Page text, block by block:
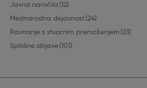
Javna naročila (12)
Mednarodna dejavnost (24)
Ravnanje s stvarnim premoženjem (23)
Splošne objave (101)